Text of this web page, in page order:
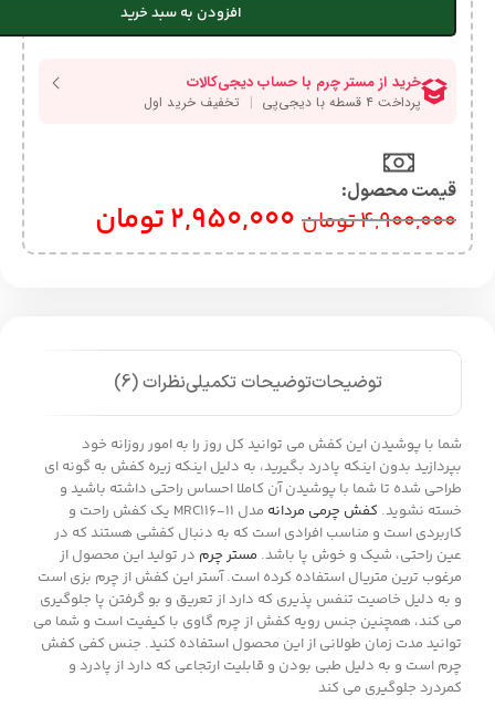
افزودن به سبد خرید
قیمت محصول:​
4,900,000تومان 2,950,000تومان
توضیحاتتوضیحات تکمیلینظرات (6)
شما با پوشیدن این کفش می توانید کل روز را به امور روزانه خود
بپردازید بدون اینکه پادرد بگیرید، به دلیل اینکه زیره کفش به گونه ای
طراحی شده تا شما با پوشیدن آن کاملا احساس راحتی داشته باشید و
خسته نشوید. کفش چرمی مردانه
مدل MRC116-11 یک کفش راحت و
کاربردی است و مناسب افرادی است که به دنبال کفشی هستند که در
عین راحتی، شیک و خوش پا باشد. مستر چرم در تولید این محصول از
مرغوب ترین متریال استفاده کرده است. آستر این کفش از چرم بزی است
و به دلیل خاصیت تنفس پذیری که دارد از تعریق و بو گرفتن پا جلوگیری
می کند، همچنین جنس رویه کفش از چرم گاوی با کیفیت است و شما می
توانید مدت زمان طولانی از این محصول استفاده کنید. جنس کفی کفش
چرم است و به دلیل طبی بودن و قابلیت ارتجاعی که دارد از پادرد و
کمردرد جلوگیری می کند